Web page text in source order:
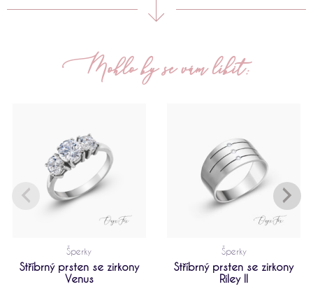
Mohlo by se vám líbit:
Šperky
Stříbrný prsten se zirkony
Venus
Šperky
Stříbrný prsten se zirkony
Riley II